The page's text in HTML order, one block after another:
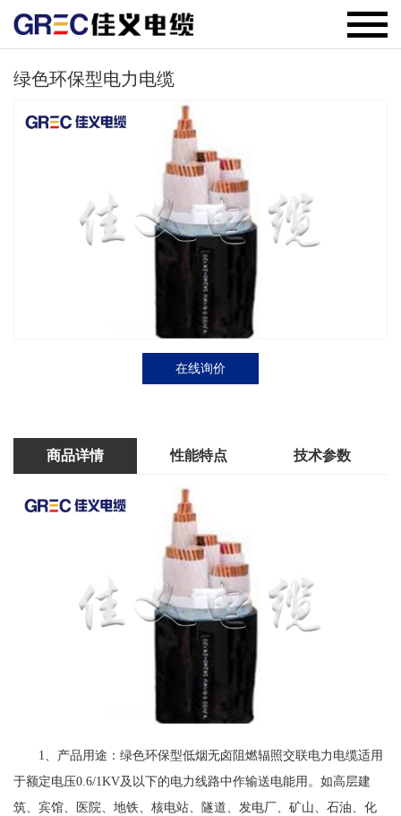
绿色环保型电力电缆
在线询价
商品详情 性能特点 技术参数
1、产品用途：绿色环保型低烟无卤阻燃辐照交联电力电缆适用
于额定电压0.6/1KV及以下的电力线路中作输送电能用。如高层建
筑、宾馆、医院、地铁、核电站、隧道、发电厂、矿山、石油、化